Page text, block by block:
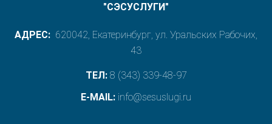
"СЭСУСЛУГИ"
АДРЕС: 620042, Екатеринбург, ул. Уральских Рабочих,
43
ТЕЛ: 8 (343) 339-48-97
E-MAIL: info@sesuslugi.ru